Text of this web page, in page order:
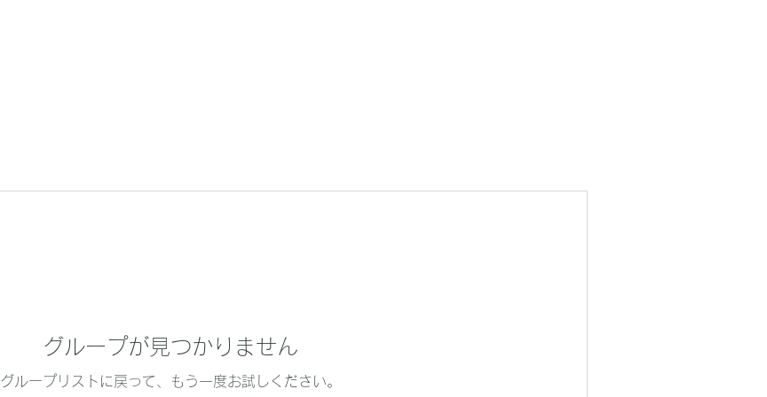
グループが見つかりません
グループリストに戻って、もう一度お試しください。